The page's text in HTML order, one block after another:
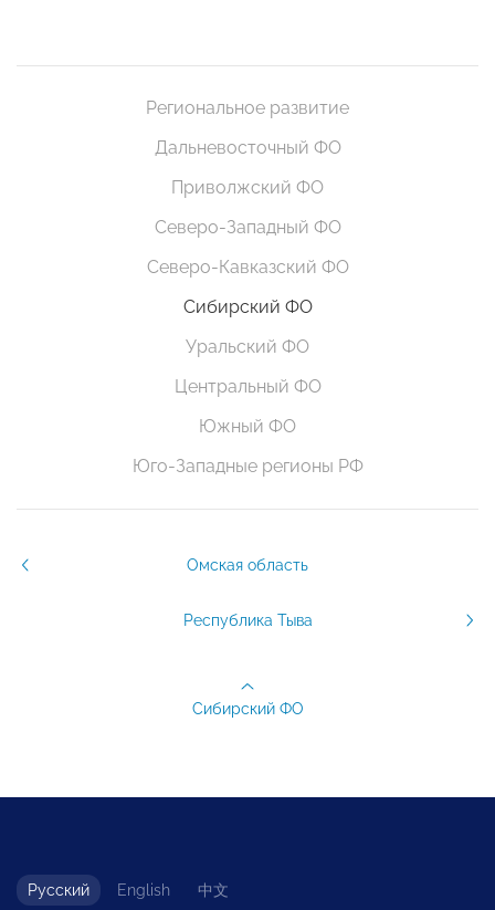
Региональное развитие
Дальневосточный ФО
Приволжский ФО
Северо-Западный ФО
Северо-Кавказский ФО
Сибирский ФО
Уральский ФО
Центральный ФО
Южный ФО
Юго-Западные регионы РФ
Омская область
Республика Тыва
Сибирский ФО
Русский English 中文